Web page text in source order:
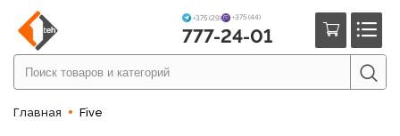
+375 (29) +375 (44)
777-24-01
Главная Five